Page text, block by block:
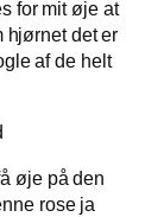
for mit øje at
hjørnet det er
af de helt
øje på den
rose ja